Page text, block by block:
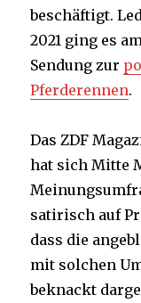
beschäftigt.
2021 ging es
Sendung zur
Pferderennen.
Das ZDF
hat sich Mitte
satirisch auf
dass die
mit solchen
beknackt